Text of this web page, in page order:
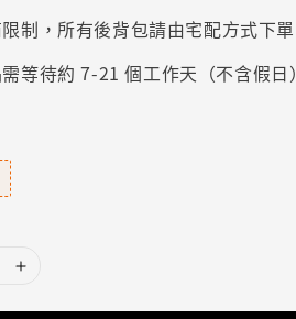
制，所有後背包請由宅配方式下單
等待約 7-21 個工作天（不含假日）